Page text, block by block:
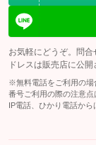
お気軽にどうぞ。問
ドレスは販売店に公開
※無料電話をご利用の場
番号ご利用の際の注意点
IP電話、ひかり電話から